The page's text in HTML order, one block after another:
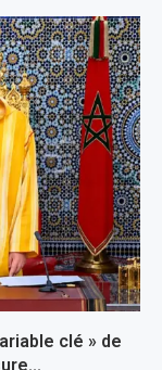
clé » de